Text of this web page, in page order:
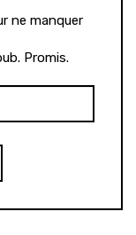
ne manquer
Promis.